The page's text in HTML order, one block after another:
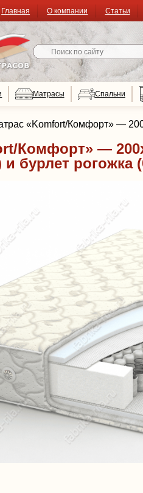
Главная О компании Статьи
Матрасы Спальни
«Komfort/Комфорт» —
Комфорт» —
и бурлет рогожка